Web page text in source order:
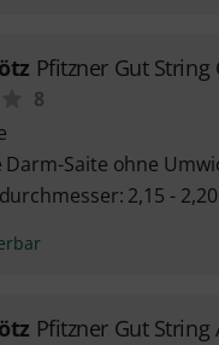
Pfitzner Gut String
8
Darm-Saite ohne
2,15 -
Pfitzner Gut String